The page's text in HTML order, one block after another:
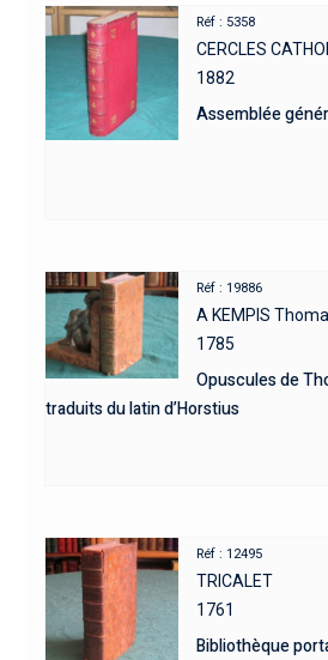
Réf : 5358
CERCLES
1882
Assemblée
Réf : 19886
A KEMPIS
1785
Opuscules de
traduits du latin d’Horstius
Réf : 12495
TRICALET
1761
Bibliothèque